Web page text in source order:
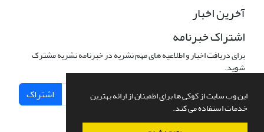
این وب سایت از کوکی ها برای اطمینان از ارائه بهترین
خدمات استفاده می کند.
آخرین اخبار
اشتراک خبرنامه
برای دریافت اخبار و اطلاعیه های مهم نشریه در خبرنامه نشریه مشترک
شوید.
اشتراک